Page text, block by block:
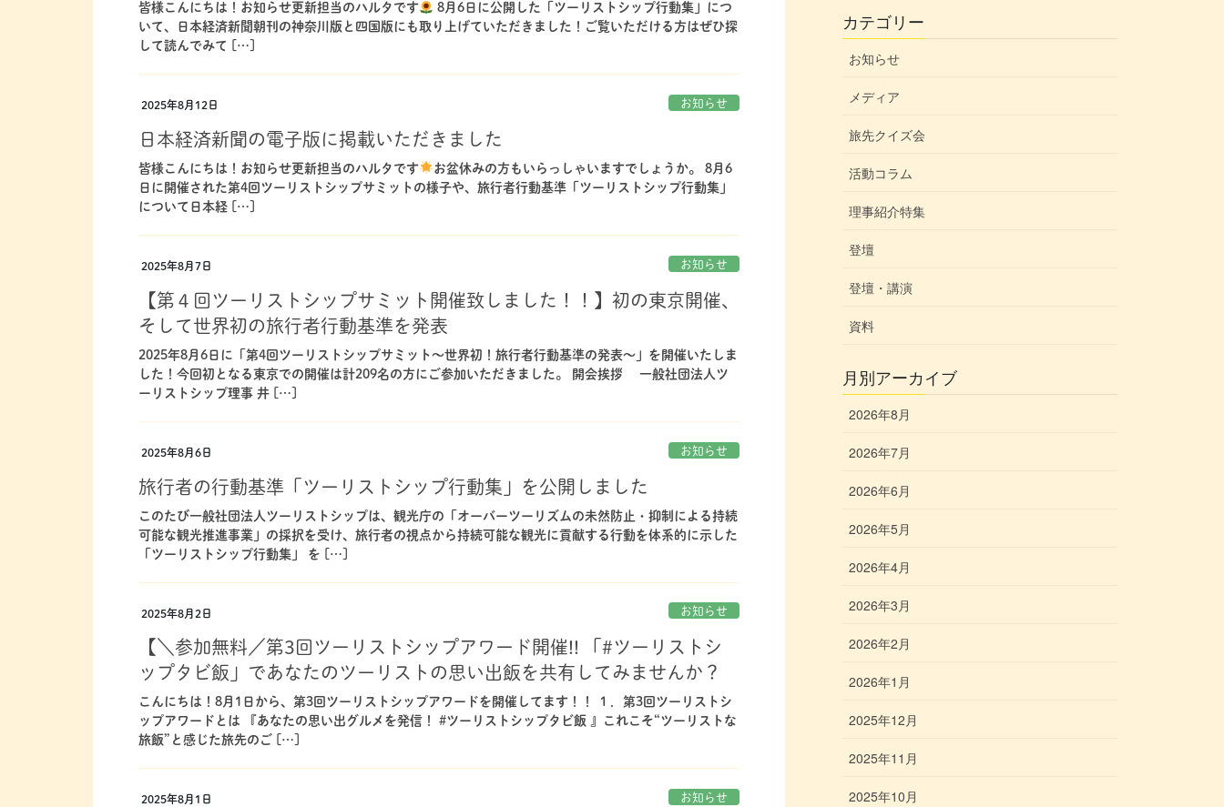
皆様こんにちは！お知らせ更新担当のハルタです
8月6日に公開した「ツーリストシップ行動集」につ
いて、日本経済新聞朝刊の神奈川版と四国版にも取り上げていただきました！ご覧いただける方はぜひ探
して読んでみて […]
2025年8月12日 お知らせ
日本経済新聞の電子版に掲載いただきました
皆様こんにちは！お知らせ更新担当のハルタです
お盆休みの方もいらっしゃいますでしょうか。 8月6
日に開催された第4回ツーリストシップサミットの様子や、旅行者行動基準「ツーリストシップ行動集」
について日本経 […]
2025年8月7日 お知らせ
【第４回ツーリストシップサミット開催致しました！！】初の東京開催、
そして世界初の旅行者行動基準を発表
2025年8月6日に「第4回ツーリストシップサミット～世界初！旅行者行動基準の発表～」を開催いたしま
した！今回初となる東京での開催は計209名の方にご参加いただきました。 開会挨拶 一般社団法人ツ
ーリストシップ理事 井 […]
2025年8月6日 お知らせ
旅行者の行動基準「ツーリストシップ行動集」を公開しました
このたび一般社団法人ツーリストシップは、観光庁の「オーバーツーリズムの未然防止・抑制による持続
可能な観光推進事業」の採択を受け、旅行者の視点から持続可能な観光に貢献する行動を体系的に示した
「ツーリストシップ行動集」 を […]
2025年8月2日 お知らせ
【＼参加無料／第3回ツーリストシップアワード開催!! 「#ツーリストシ
ップタビ飯」であなたのツーリストの思い出飯を共有してみませんか？
こんにちは！8月1日から、第3回ツーリストシップアワードを開催してます！！ １．第3回ツーリストシ
ップアワードとは 『あなたの思い出グルメを発信！ #ツーリストシップタビ飯 』これこそ“ツーリストな
旅飯”と感じた旅先のご […]
2025年8月1日 お知らせ
カテゴリー
お知らせ
メディア
旅先クイズ会
活動コラム
理事紹介特集
登壇
登壇・講演
資料
月別アーカイブ
2026年8月
2026年7月
2026年6月
2026年5月
2026年4月
2026年3月
2026年2月
2026年1月
2025年12月
2025年11月
2025年10月